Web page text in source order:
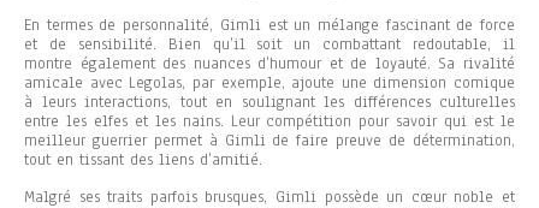
En termes de personnalité, Gimli est un mélange fascinant de force
et de sensibilité. Bien qu’il soit un combattant redoutable, il
montre également des nuances d’humour et de loyauté. Sa rivalité
amicale avec Legolas, par exemple, ajoute une dimension comique
à leurs interactions, tout en soulignant les différences culturelles
entre les elfes et les nains. Leur compétition pour savoir qui est le
meilleur guerrier permet à Gimli de faire preuve de détermination,
tout en tissant des liens d’amitié.
Malgré ses traits parfois brusques, Gimli possède un cœur noble et